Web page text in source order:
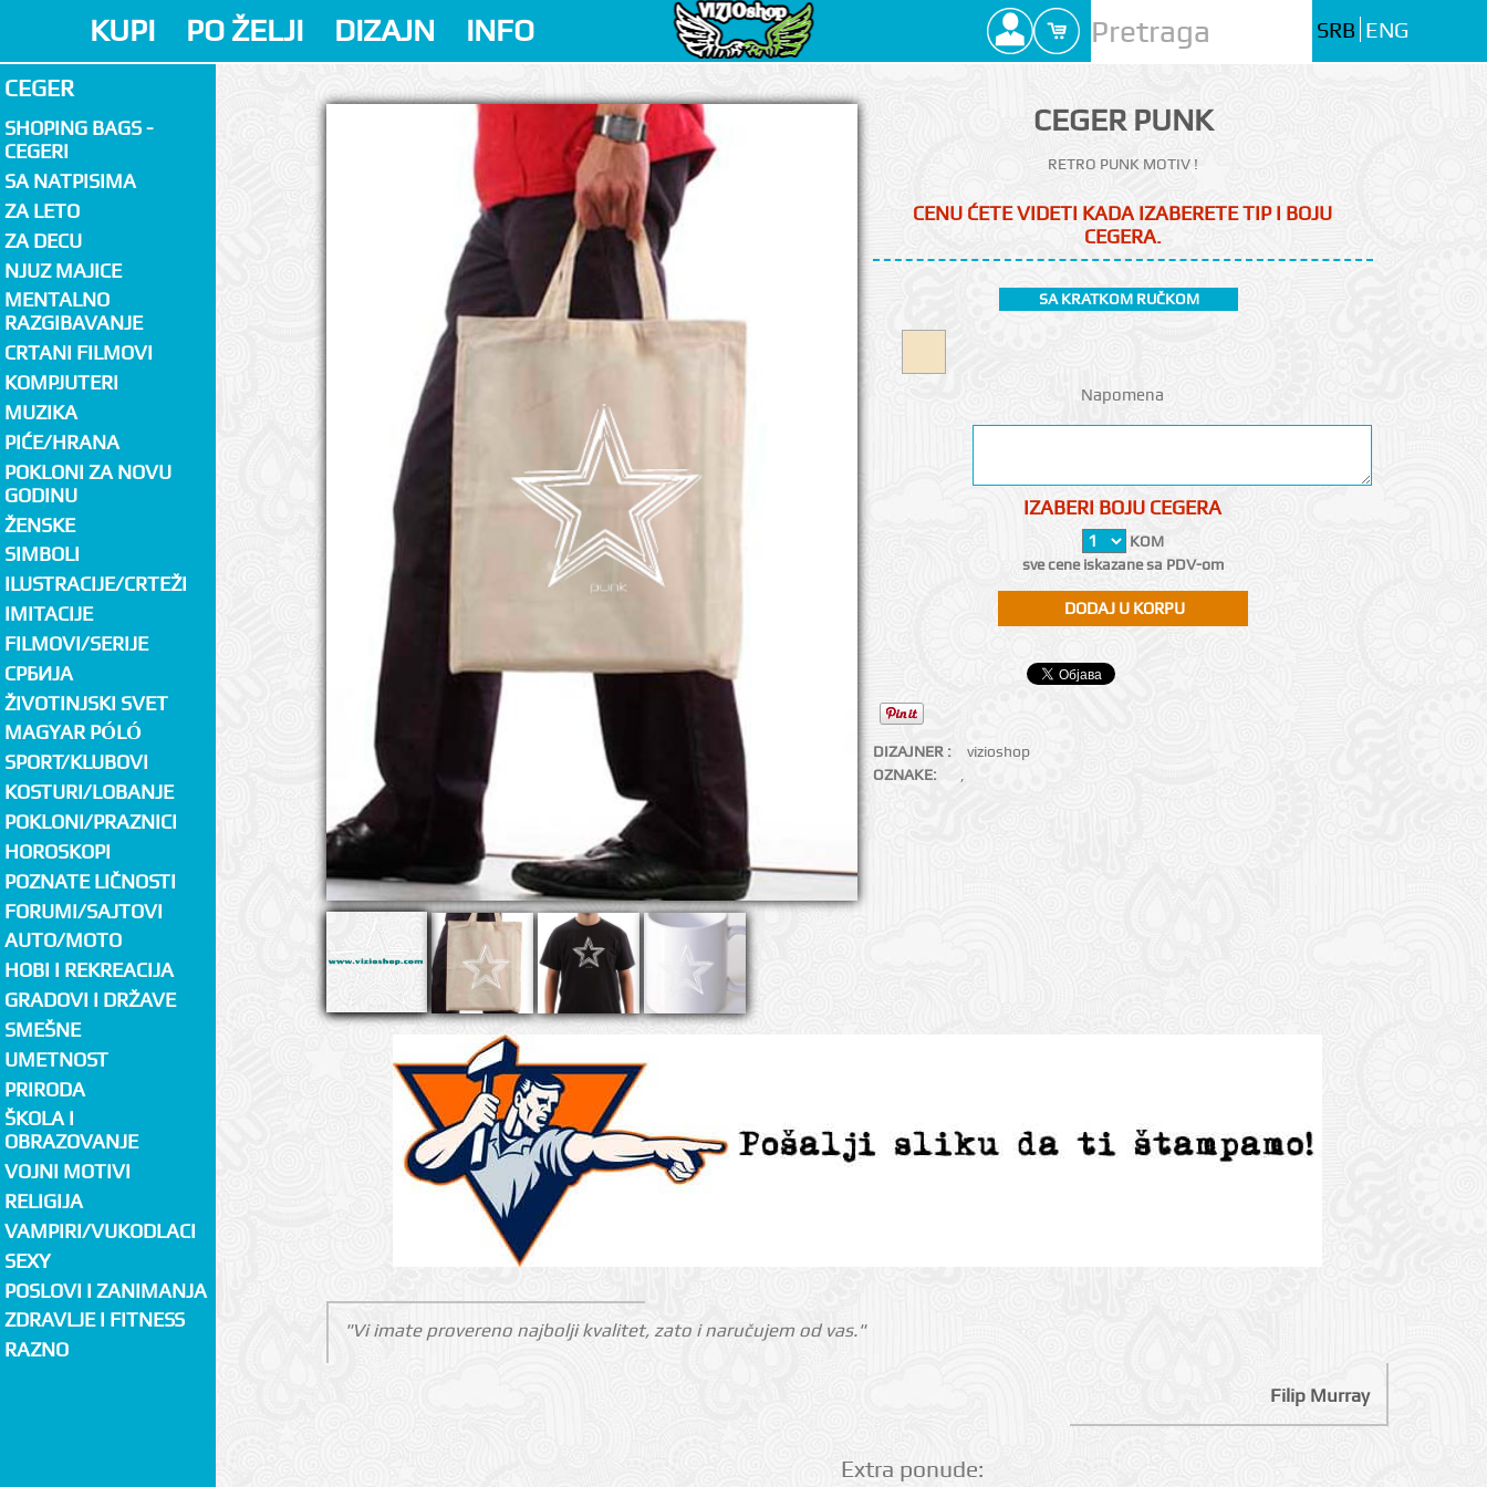
KUPI PO ŽELJI DIZAJN INFO SRB ENG
CEGER
SHOPING BAGS -
CEGERI
SA NATPISIMA
ZA LETO
ZA DECU
NJUZ MAJICE
MENTALNO
RAZGIBAVANJE
CRTANI FILMOVI
KOMPJUTERI
MUZIKA
PIĆE/HRANA
POKLONI ZA NOVU
GODINU
ŽENSKE
SIMBOLI
ILUSTRACIJE/CRTEŽI
IMITACIJE
FILMOVI/SERIJE
СРБИЈА
ŽIVOTINJSKI SVET
MAGYAR PÓLÓ
SPORT/KLUBOVI
KOSTURI/LOBANJE
POKLONI/PRAZNICI
HOROSKOPI
POZNATE LIČNOSTI
FORUMI/SAJTOVI
AUTO/MOTO
HOBI I REKREACIJA
GRADOVI I DRŽAVE
SMEŠNE
UMETNOST
PRIRODA
ŠKOLA I
OBRAZOVANJE
VOJNI MOTIVI
RELIGIJA
VAMPIRI/VUKODLACI
SEXY
POSLOVI I ZANIMANJA
ZDRAVLJE I FITNESS
RAZNO
CEGER PUNK
RETRO PUNK MOTIV !
CENU ĆETE VIDETI KADA IZABERETE TIP I BOJU
CEGERA.
SA KRATKOM RUČKOM
Napomena
IZABERI BOJU CEGERA
KOM
sve cene iskazane sa PDV-om
DIZAJNER :
vizioshop
OZNAKE:
,
"Vi imate provereno najbolji kvalitet, zato i naručujem od vas."
Filip Murray
Extra ponude: